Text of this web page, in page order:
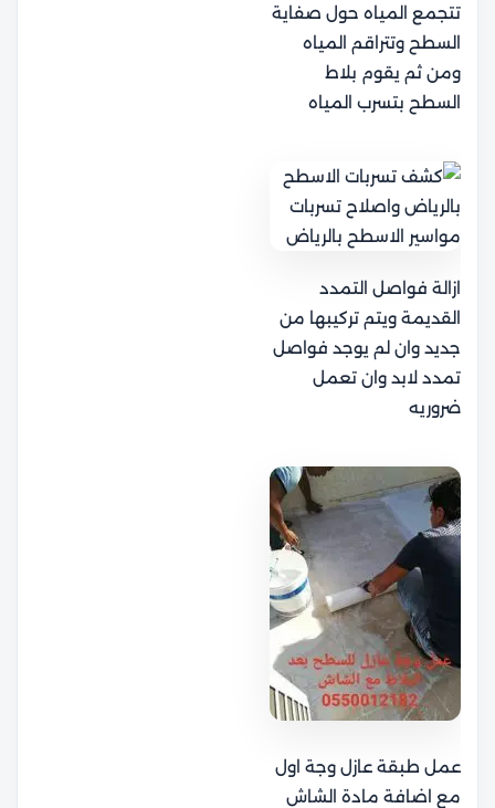
تتجمع المياه حول صفاية
السطح وتتراقم المياه
ومن ثم يقوم بلاط
السطح بتسرب المياه
ازالة فواصل التمدد
القديمة ويتم تركيبها من
جديد وان لم يوجد فواصل
تمدد لابد وان تعمل
ضروريه
عمل طبقة عازل وجة اول
مع اضافة مادة الشاش